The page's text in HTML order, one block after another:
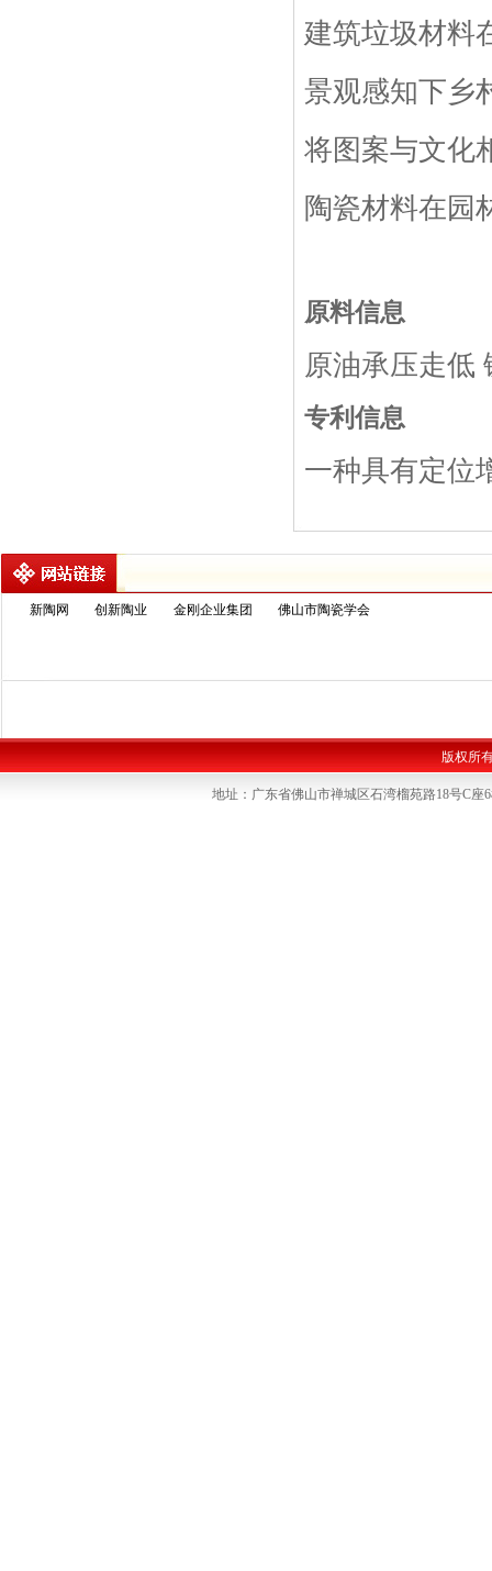
建筑垃圾材料
景观感知下乡
将图案与文化
陶瓷材料在园
原料信息
原油承压走低
专利信息
一种具有定位
新陶网 创新陶业 金刚企业集团 佛山市陶瓷学会
版权所
地址：广东省佛山市禅城区石湾榴苑路18号